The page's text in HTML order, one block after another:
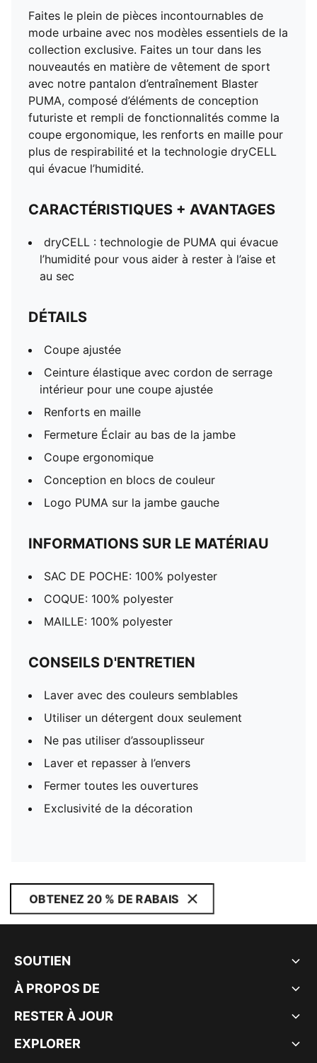
DÉTAILS
Coupe ajustée
Ceinture élastique avec cordon de serrage intérieur
pour une coupe ajustée
Renforts en maille
Fermeture Éclair au bas de la jambe
Coupe ergonomique
Conception en blocs de couleur
Logo PUMA sur la jambe gauche
Faites le plein de pièces incontournables de
mode urbaine avec nos modèles essentiels de la
collection exclusive. Faites un tour dans les
nouveautés en matière de vêtement de sport
avec notre pantalon d’entraînement Blaster
PUMA, composé d’éléments de conception
futuriste et rempli de fonctionnalités comme la
coupe ergonomique, les renforts en maille pour
plus de respirabilité et la technologie dryCELL
qui évacue l’humidité.
CARACTÉRISTIQUES + AVANTAGES
dryCELL : technologie de PUMA qui évacue
l’humidité pour vous aider à rester à l’aise et
au sec
DÉTAILS
Coupe ajustée
Ceinture élastique avec cordon de serrage
intérieur pour une coupe ajustée
Renforts en maille
Fermeture Éclair au bas de la jambe
Coupe ergonomique
Conception en blocs de couleur
Logo PUMA sur la jambe gauche
INFORMATIONS SUR LE MATÉRIAU
SAC DE POCHE: 100% polyester
COQUE: 100% polyester
MAILLE: 100% polyester
CONSEILS D'ENTRETIEN
Laver avec des couleurs semblables
Utiliser un détergent doux seulement
Ne pas utiliser d’assouplisseur
Laver et repasser à l’envers
Fermer toutes les ouvertures
Exclusivité de la décoration
OBTENEZ 20 % DE RABAIS
SOUTIEN
À PROPOS DE
RESTER À JOUR
EXPLORER